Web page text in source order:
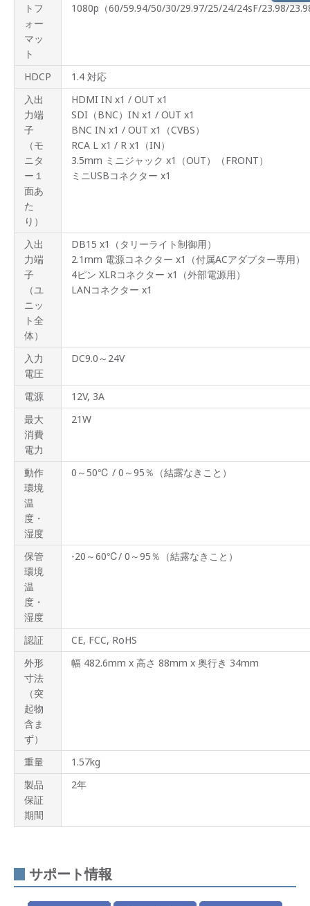
トフ
ォー
マッ
ト
1080p（60/59.94/50/30/29.97/25/24/24sF/23.98/
HDCP
1.4 対応
入出
力端
子
（モ
ニタ
ー１
面あ
た
り）
HDMI IN x1 / OUT x1
SDI（BNC）IN x1 / OUT x1
BNC IN x1 / OUT x1（CVBS）
RCA L x1 / R x1（IN）
3.5mm ミニジャック x1（OUT）（FRONT）
ミニUSBコネクター x1
入出
力端
子
（ユ
ニッ
ト全
体）
DB15 x1（タリーライト制御用）
2.1mm 電源コネクター x1（付属ACアダプター専用）
4ピン XLRコネクター x1（外部電源用）
LANコネクター x1
入力
電圧
DC9.0～24V
電源
12V, 3A
最大
消費
電力
21W
動作
環境
温
度・
湿度
0～50℃ / 0～95％（結露なきこと）
保管
環境
温
度・
湿度
-20～60℃/ 0～95％（結露なきこと）
認証
CE, FCC, RoHS
外形
寸法
（突
起物
含ま
ず）
幅 482.6mm x 高さ 88mm x 奥行き 34mm
重量
1.57kg
製品
保証
期間
2年
サポート情報
ライ
ップ